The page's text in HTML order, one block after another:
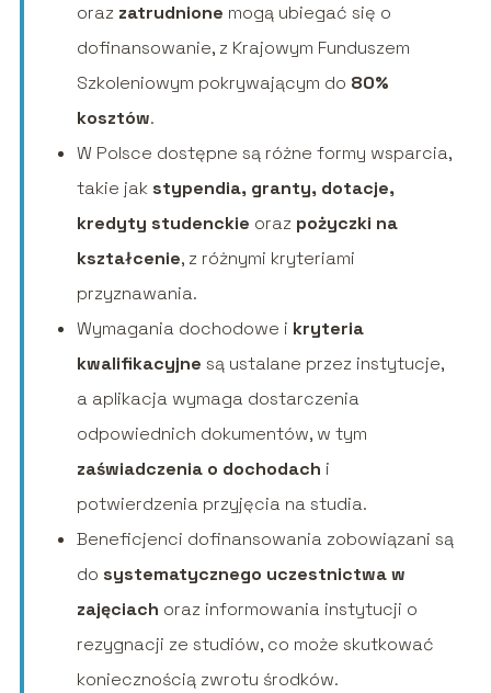
oraz zatrudnione mogą ubiegać się o
dofinansowanie, z Krajowym Funduszem
Szkoleniowym pokrywającym do 80%
kosztów.
W Polsce dostępne są różne formy wsparcia,
takie jak stypendia, granty, dotacje,
kredyty studenckie oraz pożyczki na
kształcenie, z różnymi kryteriami
przyznawania.
Wymagania dochodowe i kryteria
kwalifikacyjne są ustalane przez instytucje,
a aplikacja wymaga dostarczenia
odpowiednich dokumentów, w tym
zaświadczenia o dochodach i
potwierdzenia przyjęcia na studia.
Beneficjenci dofinansowania zobowiązani są
do systematycznego uczestnictwa w
zajęciach oraz informowania instytucji o
rezygnacji ze studiów, co może skutkować
koniecznością zwrotu środków.